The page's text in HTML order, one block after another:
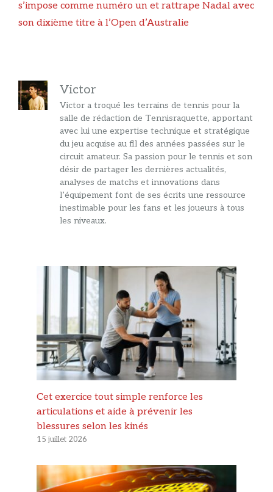
s’impose comme numéro un et rattrape Nadal avec
son dixième titre à l’Open d’Australie
Victor
Victor a troqué les terrains de tennis pour la
salle de rédaction de Tennisraquette, apportant
avec lui une expertise technique et stratégique
du jeu acquise au fil des années passées sur le
circuit amateur. Sa passion pour le tennis et son
désir de partager les dernières actualités,
analyses de matchs et innovations dans
l’équipement font de ses écrits une ressource
inestimable pour les fans et les joueurs à tous
les niveaux.
Cet exercice tout simple renforce les
articulations et aide à prévenir les
blessures selon les kinés
15 juillet 2026